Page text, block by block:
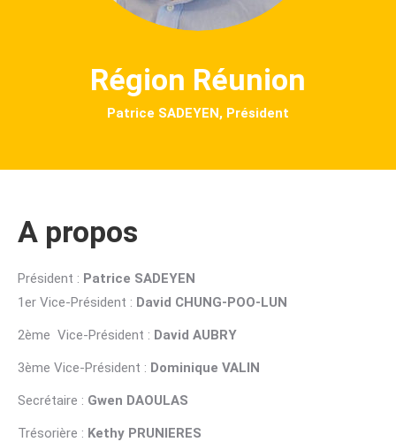
Région Réunion
Patrice SADEYEN, Président
A propos
Président : Patrice SADEYEN
1er Vice-Président : David CHUNG-POO-LUN
2ème Vice-Président : David AUBRY
3ème Vice-Président : Dominique VALIN
Secrétaire : Gwen DAOULAS
Trésorière : Kethy PRUNIERES